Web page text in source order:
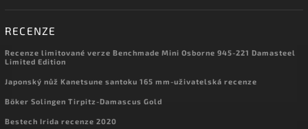
RECENZE
Recenze limitované verze Benchmade Mini Osborne 945-221 Damasteel
Limited Edition
Japonský nůž Kanetsune santoku 165 mm-uživatelská recenze
Böker Solingen Tirpitz-Damascus Gold
Bestech Irida recenze 2020